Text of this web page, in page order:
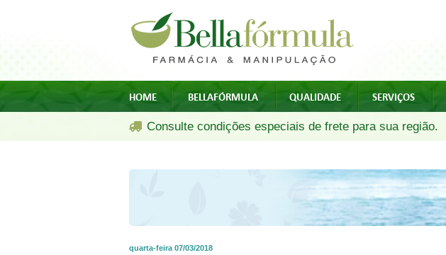
HOME BELLAFÓRMULA QUALIDADE SERVIÇOS
Consulte condições especiais de frete para sua região.
quarta-feira 07/03/2018